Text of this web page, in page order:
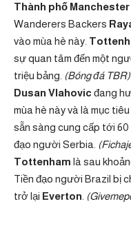
Thành phố Manchester
Wanderers Backers
vào mùa hè này.
sự quan tâm đến một
triệu bảng. (Bóng đá TBR)
Dusan Vlahovic đang
mùa hè này và là mục
sẵn sàng cung cấp tới 60
đạo người Serbia.
Tottenham là sau
Tiền đạo người Brazil bị
trở lại Everton